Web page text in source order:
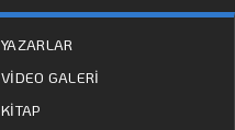
YAZARLAR
VİDEO GALERİ
KİTAP